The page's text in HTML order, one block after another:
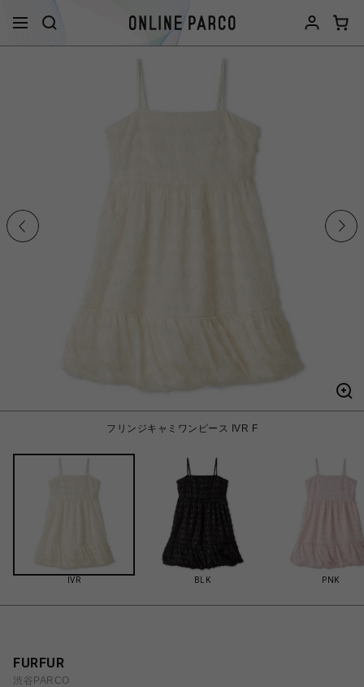
フリンジキャミワンピース IVR F
IVR BLK PNK
FURFUR
渋谷PARCO